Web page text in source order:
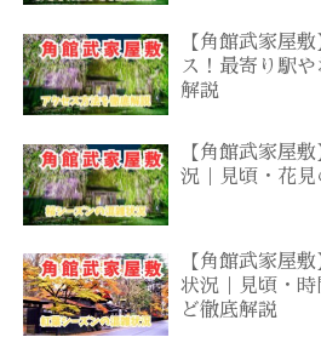
【角館武家屋
ス！最寄り駅
解説
【角館武家屋
況｜見頃・花
【角館武家屋
状況｜見頃・
ど徹底解説